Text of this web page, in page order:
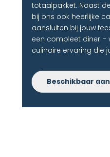
totaalpakket. Naast
bij ons ook heerlijke
aansluiten bij jouw
een compleet diner –
culinaire ervaring die
Beschikbaar